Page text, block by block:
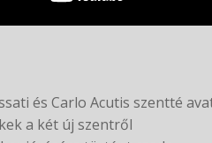
és Carlo Acutis szentté
a két új szentről